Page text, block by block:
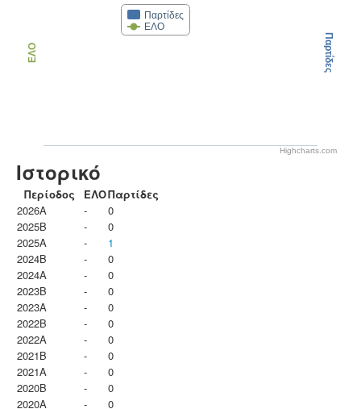
Παρτίδες
ΕΛΟ
ΕΛΟ Παρτίδες
Highcharts.com
Ιστορικό
Περίοδος ΕΛΟΠαρτίδες
2026A
-
0
2025B
-
0
2025A
-
1
2024B
-
0
2024A
-
0
2023B
-
0
2023Α
-
0
2022B
-
0
2022A
-
0
2021B
-
0
2021A
-
0
2020B
-
0
2020A
- 0